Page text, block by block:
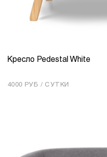
КОЛИЧЕСТВО 1
Кресло Pedestal White
4000 РУБ / СУТКИ